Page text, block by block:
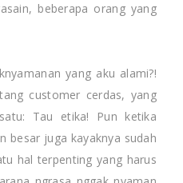
beberapa orang yang
yang aku alami?!
customer cerdas, yang
Tau etika! Pun ketika
besar juga kayaknya sudah
hal terpenting yang harus